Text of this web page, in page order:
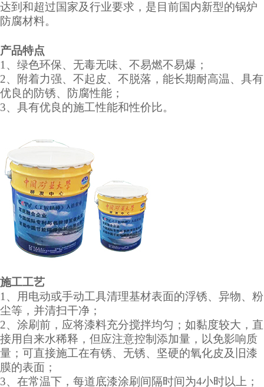
达到和超过国家及行业要求，是目前国内新型的锅炉
防腐材料。
产品特点
1、绿色环保、无毒无味、不易燃不易爆；
2、附着力强、不起皮、不脱落，能长期耐高温、具有
优良的防锈、防腐性能；
3、具有优良的施工性能和性价比。
施工工艺
1、用电动或手动工具清理基材表面的浮锈、异物、粉
尘等，并清扫干净；
2、涂刷前，应将漆料充分搅拌均匀；如黏度较大，直
接用自来水稀释，但应注意控制添加量，以免影响质
量；可直接施工在有锈、无锈、坚硬的氧化皮及旧漆
膜的表面；
3、在常温下，每道底漆涂刷间隔时间为4小时以上；